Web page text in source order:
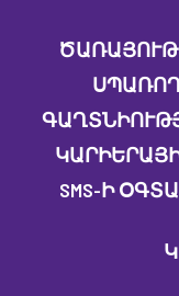
SMS-Ի